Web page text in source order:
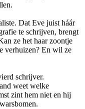
Dat Eve juist háár
te schrijven, brengt
ze het haar zoontje
verhuizen? En wil ze
schrijver.
weet welke
zint hem niet en hij